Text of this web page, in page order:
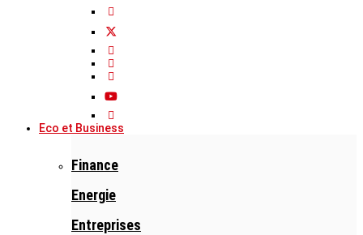
Eco et Business
Finance
Energie
Entreprises